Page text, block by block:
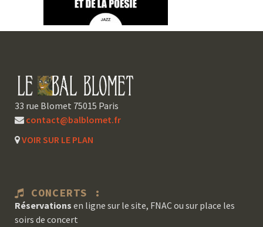
33 rue Blomet 75015 Paris
contact@balblomet.fr
VOIR SUR LE PLAN
CONCERTS :
Réservations en ligne sur le site, FNAC ou sur place les
soirs de concert